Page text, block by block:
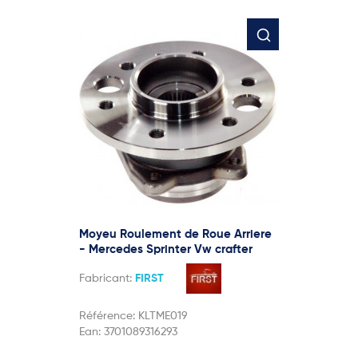
Moyeu Roulement de Roue Arriere
- Mercedes Sprinter Vw crafter
Fabricant: FIRST
Référence: KLTME019
Ean: 3701089316293